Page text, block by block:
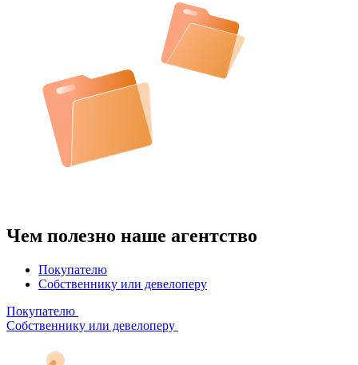
Чем полезно наше агентство
Покупателю
Собственнику или девелоперу
Покупателю
Собственнику или девелоперу